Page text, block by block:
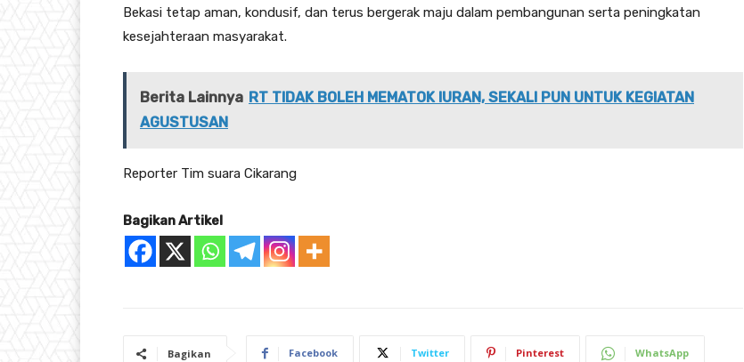
Bekasi tetap aman, kondusif, dan terus bergerak maju dalam pembangunan serta peningkatan
kesejahteraan masyarakat.
Berita Lainnya RT TIDAK BOLEH MEMATOK IURAN, SEKALI PUN UNTUK KEGIATAN
AGUSTUSAN
Reporter Tim suara Cikarang
Bagikan Artikel
Bagikan Facebook Twitter Pinterest WhatsApp